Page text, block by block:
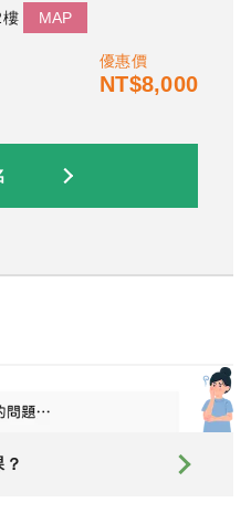
MAP
優惠價
NT$8,000